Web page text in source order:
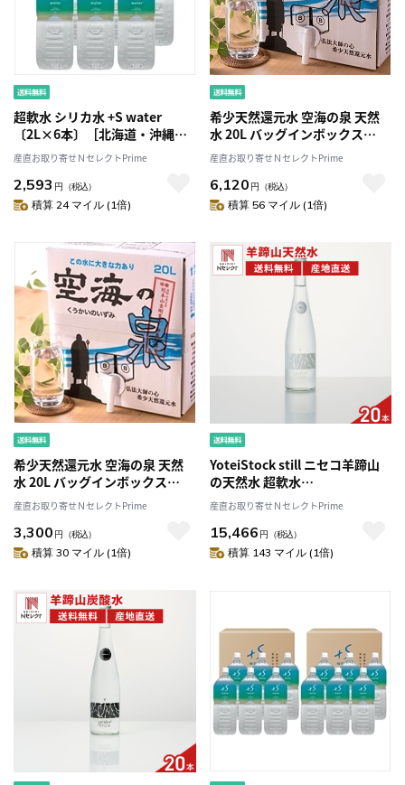
超軟水 シリカ水 +S water
〔2L×6本〕［北海道・沖縄
県・離島 配送不可］
産直お取り寄せＮセレクトPrime
2,593 円 （税込）
積算 24 マイル (1倍)
希少天然還元水 空海の泉 天然
水 20L バッグインボックス
〔20L×2〕［北海道・沖縄県・
離島 配送不可］
産直お取り寄せＮセレクトPrime
6,120 円 （税込）
積算 56 マイル (1倍)
希少天然還元水 空海の泉 天然
水 20L バッグインボックス
〔20L〕［北海道・沖縄県・離
島 配送不可］
産直お取り寄せＮセレクトPrime
3,300 円 （税込）
積算 30 マイル (1倍)
YoteiStock still ニセコ羊蹄山
の天然水 超軟水
〔500ml×20〕
産直お取り寄せＮセレクトPrime
15,466 円 （税込）
積算 143 マイル (1倍)